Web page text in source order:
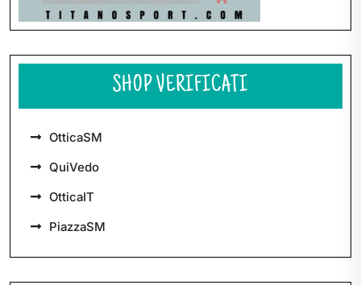
SHOP VERIFICATI
OtticaSM
QuiVedo
OtticaIT
PiazzaSM